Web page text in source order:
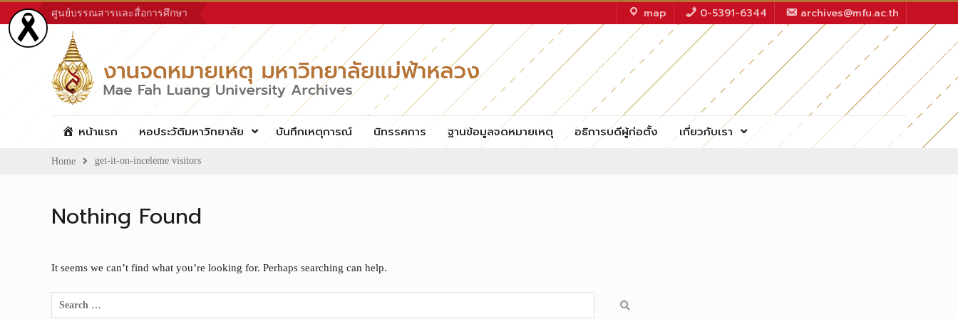
to
content
ศูนย์บรรณสารและสื่อการศึกษา map 0-5391-6344 archives@mfu.ac.th
หน้าแรก หอประวัติมหาวิทยาลัย บันทึกเหตุการณ์ นิทรรศการ ฐานข้อมูลจดหมายเหตุ อธิการบดีผู้ก่อตั้ง เกี่ยวกับเรา
Home get-it-on-inceleme visitors
Nothing Found
It seems we can’t find what you’re looking for. Perhaps searching can help.
Search
for: